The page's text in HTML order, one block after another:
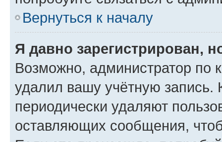
Вернуться к началу
Я давно зарегистрирован,
Возможно, администратор по
удалил вашу учётную запись.
периодически удаляют
оставляющих сообщения,